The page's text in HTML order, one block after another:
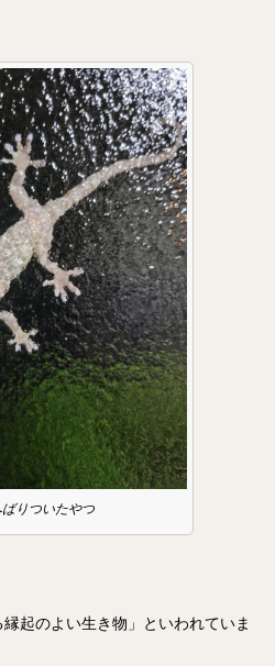
ばりついたやつ
起のよい生き物」といわれていま